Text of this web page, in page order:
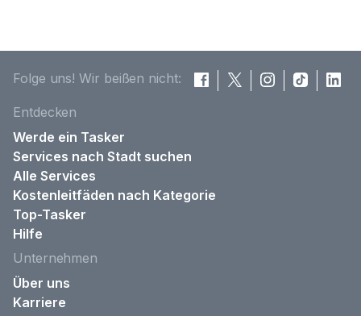
Folge uns! Wir beißen nicht:
Entdecken
Werde ein Tasker
Services nach Stadt suchen
Alle Services
Kostenleitfäden nach Kategorie
Top-Tasker
Hilfe
Unternehmen
Über uns
Karriere